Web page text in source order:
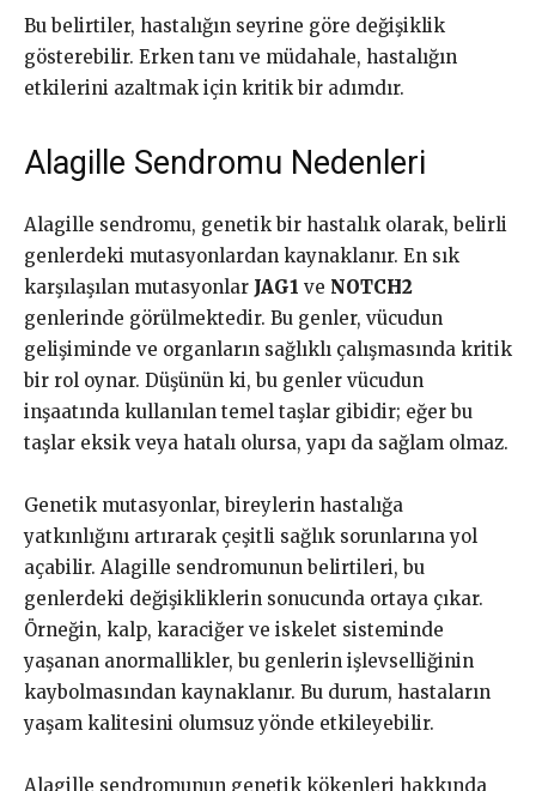
Bu belirtiler, hastalığın seyrine göre değişiklik
gösterebilir. Erken tanı ve müdahale, hastalığın
etkilerini azaltmak için kritik bir adımdır.
Alagille Sendromu Nedenleri
Alagille sendromu, genetik bir hastalık olarak, belirli
genlerdeki mutasyonlardan kaynaklanır. En sık
karşılaşılan mutasyonlar JAG1 ve NOTCH2
genlerinde görülmektedir. Bu genler, vücudun
gelişiminde ve organların sağlıklı çalışmasında kritik
bir rol oynar. Düşünün ki, bu genler vücudun
inşaatında kullanılan temel taşlar gibidir; eğer bu
taşlar eksik veya hatalı olursa, yapı da sağlam olmaz.
Genetik mutasyonlar, bireylerin hastalığa
yatkınlığını artırarak çeşitli sağlık sorunlarına yol
açabilir. Alagille sendromunun belirtileri, bu
genlerdeki değişikliklerin sonucunda ortaya çıkar.
Örneğin, kalp, karaciğer ve iskelet sisteminde
yaşanan anormallikler, bu genlerin işlevselliğinin
kaybolmasından kaynaklanır. Bu durum, hastaların
yaşam kalitesini olumsuz yönde etkileyebilir.
Alagille sendromunun genetik kökenleri hakkında